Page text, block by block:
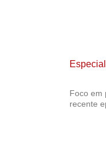
Foco em
recente